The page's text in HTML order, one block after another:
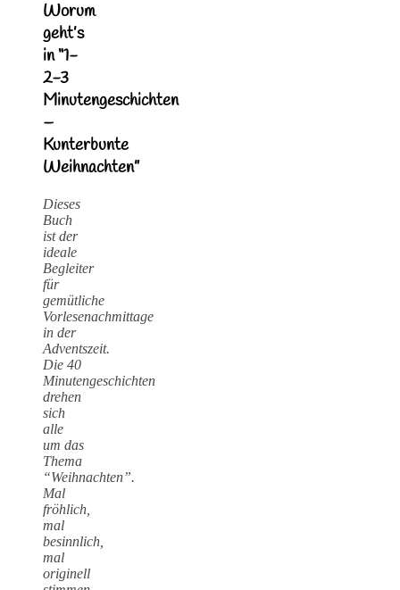
Worum
geht’s
in “1-
2-3
Minutengeschichten
–
Kunterbunte
Weihnachten”
Dieses
Buch
ist der
ideale
Begleiter
für
gemütliche
Vorlesenachmittage
in der
Adventszeit.
Die 40
Minutengeschichten
drehen
sich
alle
um das
Thema
“Weihnachten”.
Mal
fröhlich,
mal
besinnlich,
mal
originell